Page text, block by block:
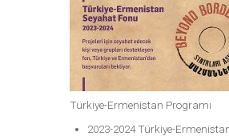
Türkiye-Ermenistan Programı
2023-2024 Türkiye-